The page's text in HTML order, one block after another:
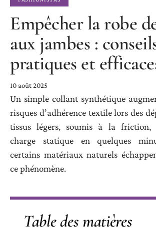
Empêcher la robe
aux jambes :
pratiques et
10 août 2025
Un simple collant synthétique
risques d’adhérence textile lors des
tissus légers, soumis à la friction,
charge statique en quelques
certains matériaux naturels
ce phénomène.
Table des matières